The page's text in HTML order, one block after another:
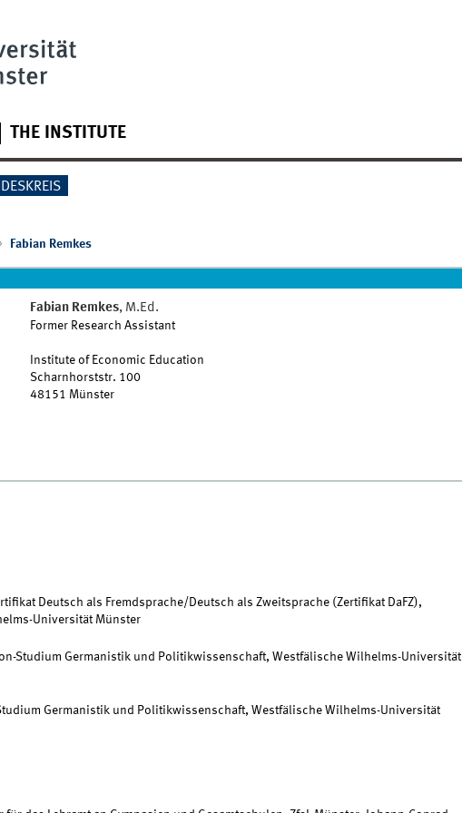
THE INSTITUTE
Fabian Remkes
Fabian Remkes, M.Ed.
Former Research Assistant
Institute of Economic Education
Scharnhorststr. 100
48151 Münster
Deutsch als Fremdsprache/Deutsch als Zweitsprache (Zertifikat DaFZ),
Universität Münster
Studium Germanistik und Politikwissenschaft, Westfälische Wilhelms-Universität
Germanistik und Politikwissenschaft, Westfälische Wilhelms-Universität